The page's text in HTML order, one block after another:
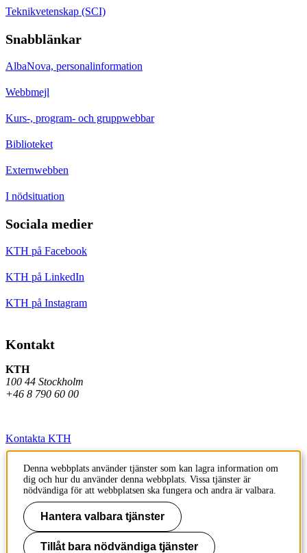
Teknikvetenskap (SCI)
Snabblänkar
AlbaNova, personalinformation
Webbmejl
Kurs-, program- och gruppwebbar
Biblioteket
Externwebben
I nödsituation
Sociala medier
KTH på Facebook
KTH på LinkedIn
KTH på Instagram
Kontakt
KTH
100 44 Stockholm
+46 8 790 60 00
Kontakta KTH
Jobba på KTH
Press och media
Faktura och betalning KTH
Om KTH:s webbplatser
Denna webbplats använder tjänster som kan lagra information om
dig och hur du använder denna webbplats. Vissa tjänster är
nödvändiga för att webbplatsen ska fungera och andra är valbara.
Hantera valbara tjänster
Tillåt bara nödvändiga tjänster